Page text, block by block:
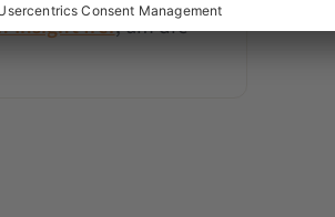
Insight frei, um die